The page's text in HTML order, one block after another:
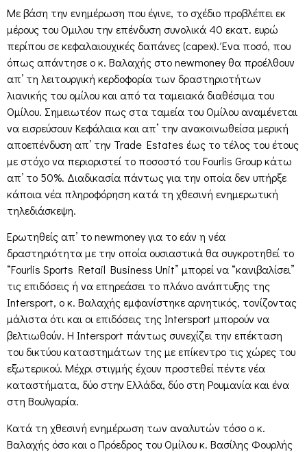
Με βάση την ενημέρωση που έγινε, το σχέδιο προβλέπει εκ
μέρους του Ομιλου την επένδυση συνολικά 40 εκατ. ευρώ
περίπου σε κεφαλαιουχικές δαπάνες (capex). Ένα ποσό, που
όπως απάντησε ο κ. Βαλαχής στο newmoney θα προέλθουν
απ’ τη λειτουργική κερδοφορία των δραστηριοτήτων
λιανικής του ομίλου και από τα ταμειακά διαθέσιμα του
Ομίλου. Σημειωτέον πως στα ταμεία του Ομίλου αναμένεται
να εισρεύσουν Κεφάλαια και απ’ την ανακοινωθείσα μερική
αποεπένδυση απ’ την Trade Estates έως το τέλος του έτους
με στόχο να περιοριστεί το ποσοστό του Fourlis Group κάτω
απ’ το 50%. Διαδικασία πάντως για την οποία δεν υπήρξε
κάποια νέα πληροφόρηση κατά τη χθεσινή ενημερωτική
τηλεδιάσκεψη.
Ερωτηθείς απ’ το newmoney για το εάν η νέα
δραστηριότητα με την οποία ουσιαστικά θα συγκροτηθεί το
“Fourlis Sports Retail Business Unit” μπορεί να “κανιβαλίσει”
τις επιδόσεις ή να επηρεάσει το πλάνο ανάπτυξης της
Intersport, ο κ. Βαλαχής εμφανίστηκε αρνητικός, τονίζοντας
μάλιστα ότι και οι επιδόσεις της Intersport μπορούν να
βελτιωθούν. Η Intersport πάντως συνεχίζει την επέκταση
του δικτύου καταστημάτων της με επίκεντρο τις χώρες του
εξωτερικού. Μέχρι στιγμής έχουν προστεθεί πέντε νέα
καταστήματα, δύο στην Ελλάδα, δύο στη Ρουμανία και ένα
στη Βουλγαρία.
Κατά τη χθεσινή ενημέρωση των αναλυτών τόσο ο κ.
Βαλαχής όσο και ο Πρόεδρος του Ομίλου κ. Βασίλης Φουρλής